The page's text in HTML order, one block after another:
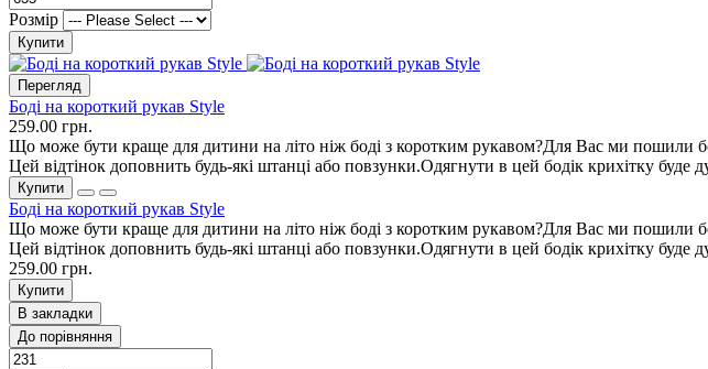
Розмір
Купити
Перегляд
Боді на короткий рукав Style
259.00 грн.
Що може бути краще для дитини на літо ніж боді з коротким рукавом?Для Вас ми пошили
Цей відтінок доповнить будь-які штанці або повзунки.Одягнути в цей бодік крихітку буде
Купити
Боді на короткий рукав Style
Що може бути краще для дитини на літо ніж боді з коротким рукавом?Для Вас ми пошили
Цей відтінок доповнить будь-які штанці або повзунки.Одягнути в цей бодік крихітку буде
259.00 грн.
Купити
В закладки
До порівняння